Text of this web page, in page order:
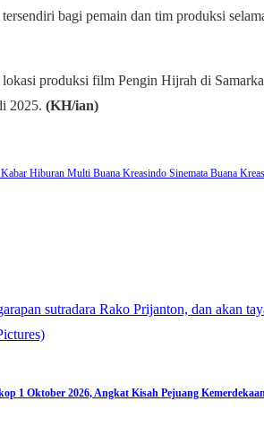
bagi pemain dan tim produksi
produksi film Pengin Hijrah di
2025. (KH/ian)
Kabar Hiburan Multi Buana Kreasindo Sinemata Buana
1 Oktober 2026, Angkat Kisah Pejuang